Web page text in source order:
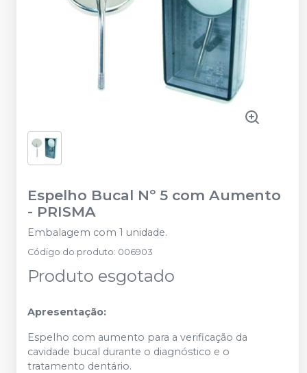
Espelho Bucal Nº 5 com Aumento
- PRISMA
Embalagem com 1 unidade.
Código do produto: 006903
Produto esgotado
Apresentação:
Espelho com aumento para a verificação da
cavidade bucal durante o diagnóstico e o
tratamento dentário.